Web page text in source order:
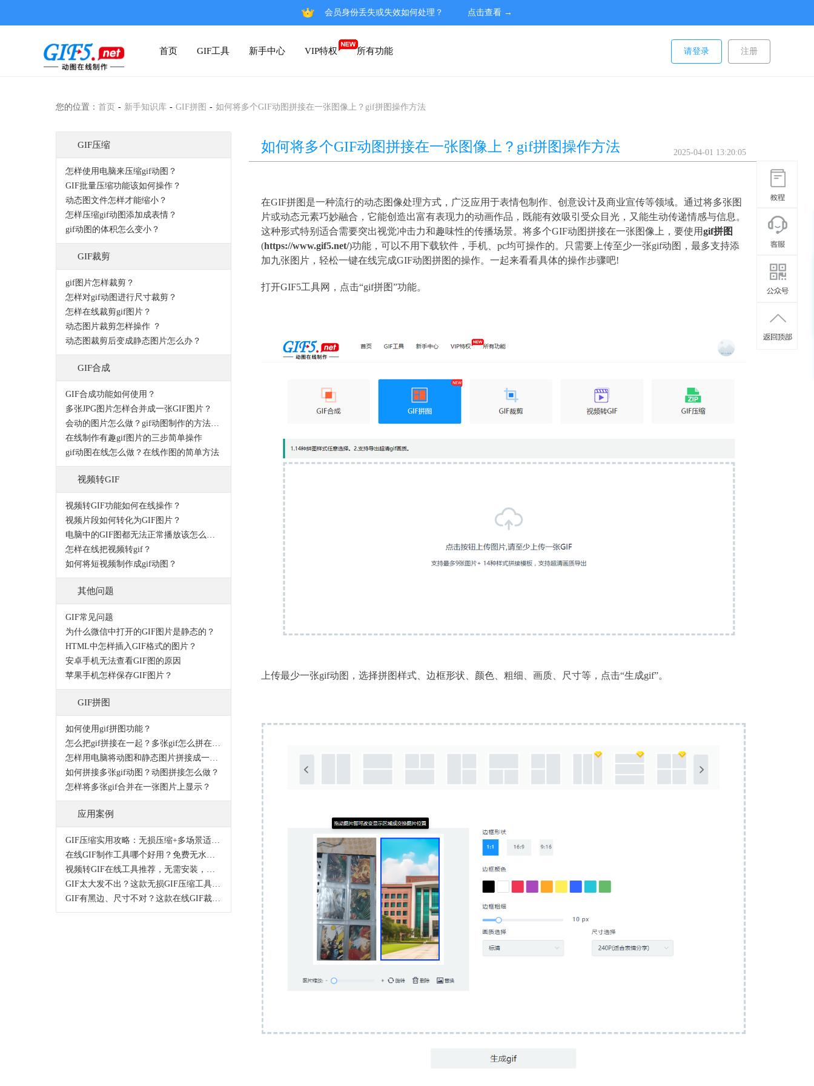
会员身份丢失或失效如何处理？ 点击查看 →
首页 GIF工具 新手中心 VIP特权 所有功能 请登录 注册
您的位置： 首页 - 新手知识库 - GIF拼图 - 如何将多个GIF动图拼接在一张图像上？gif拼图操作方法
GIF压缩
怎样使用电脑来压缩gif动图？
GIF批量压缩功能该如何操作？
动态图文件怎样才能缩小？
怎样压缩gif动图添加成表情？
gif动图的体积怎么变小？
GIF裁剪
gif图片怎样裁剪？
怎样对gif动图进行尺寸裁剪？
怎样在线裁剪gif图片？
动态图片裁剪怎样操作 ？
动态图裁剪后变成静态图片怎么办？
GIF合成
GIF合成功能如何使用？
多张JPG图片怎样合并成一张GIF图片？
会动的图片怎么做？gif动图制作的方法有哪些？
在线制作有趣gif图片的三步简单操作
gif动图在线怎么做？在线作图的简单方法
视频转GIF
视频转GIF功能如何在线操作？
视频片段如何转化为GIF图片？
电脑中的GIF图都无法正常播放该怎么办？
怎样在线把视频转gif？
如何将短视频制作成gif动图？
其他问题
GIF常见问题
为什么微信中打开的GIF图片是静态的？
HTML中怎样插入GIF格式的图片？
安卓手机无法查看GIF图的原因
苹果手机怎样保存GIF图片？
GIF拼图
如何使用gif拼图功能？
怎么把gif拼接在一起？多张gif怎么拼在一起？
怎样用电脑将动图和静态图片拼接成一张图片？
如何拼接多张gif动图？动图拼接怎么做？
怎样将多张gif合并在一张图片上显示？
应用案例
GIF压缩实用攻略：无损压缩+多场景适配指南
在线GIF制作工具哪个好用？免费无水印，多功能一站式搞定
视频转GIF在线工具推荐，无需安装，高清无损一键转换
GIF太大发不出？这款无损GIF压缩工具无水印超好用
GIF有黑边、尺寸不对？这款在线GIF裁剪工具，无损不模糊
如何将多个GIF动图拼接在一张图像上？gif拼图操作方法 2025-04-01 13:20:05
在GIF拼图是一种流行的动态图像处理方式，广泛应用于表情包制作、创意设计及商业宣传等领域。通过将多张图
片或动态元素巧妙融合，它能创造出富有表现力的动画作品，既能有效吸引受众目光，又能生动传递情感与信息。
这种形式特别适合需要突出视觉冲击力和趣味性的传播场景。将多个GIF动图拼接在一张图像上，要使用gif拼图
(https://www.gif5.net/)功能，可以不用下载软件，手机、pc均可操作的。只需要上传至少一张gif动图，最多支持添
加九张图片，轻松一键在线完成GIF动图拼图的操作。一起来看看具体的操作步骤吧!
打开GIF5工具网，点击“gif拼图”功能。
上传最少一张gif动图，选择拼图样式、边框形状、颜色、粗细、画质、尺寸等，点击“生成gif”。